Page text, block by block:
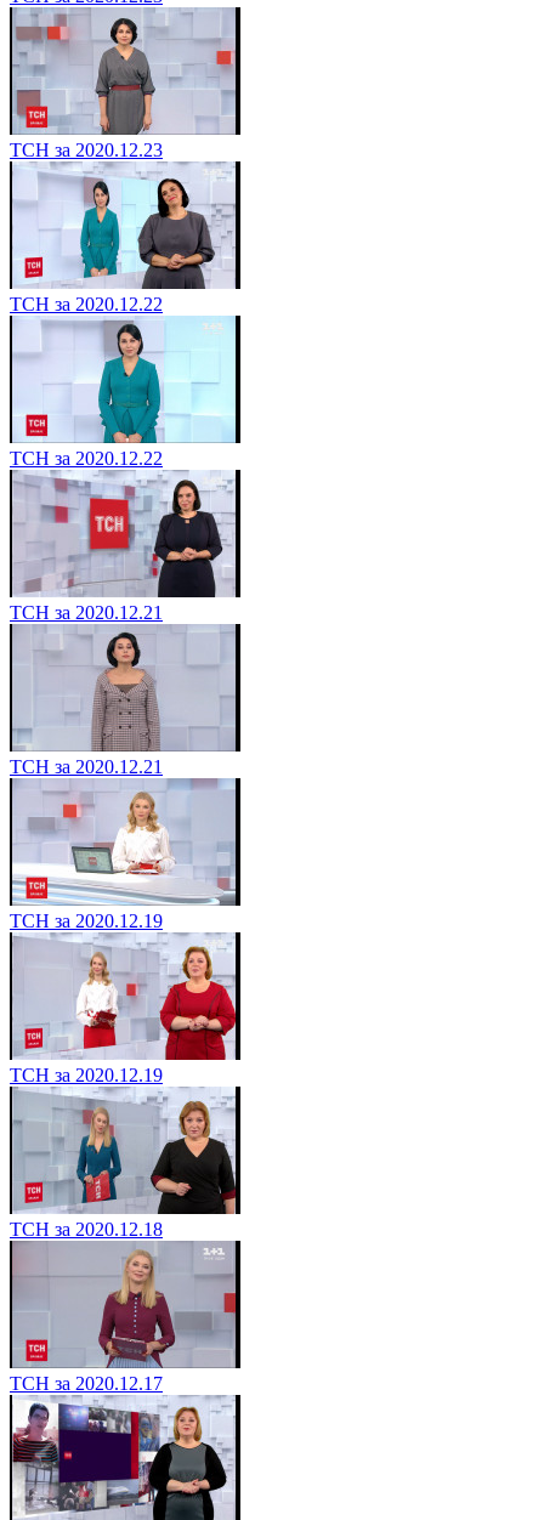
ТСН за 2020.12.23
ТСН за 2020.12.22
ТСН за 2020.12.22
ТСН за 2020.12.21
ТСН за 2020.12.21
ТСН за 2020.12.19
ТСН за 2020.12.19
ТСН за 2020.12.18
ТСН за 2020.12.17